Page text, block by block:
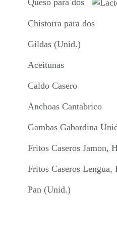
Queso para dos
Chistorra para dos
Gildas (Unid.)
Aceitunas
Caldo Casero
Anchoas Cantabrico
Gambas Gabardina
Fritos Caseros Jamon,
Fritos Caseros
Pan (Unid.)